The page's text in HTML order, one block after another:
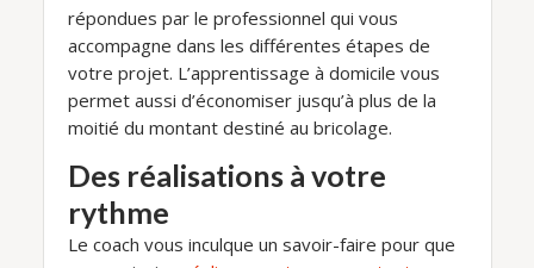
répondues par le professionnel qui vous
accompagne dans les différentes étapes de
votre projet. L’apprentissage à domicile vous
permet aussi d’économiser jusqu’à plus de la
moitié du montant destiné au bricolage.
Des réalisations à votre
rythme
Le coach vous inculque un savoir-faire pour que